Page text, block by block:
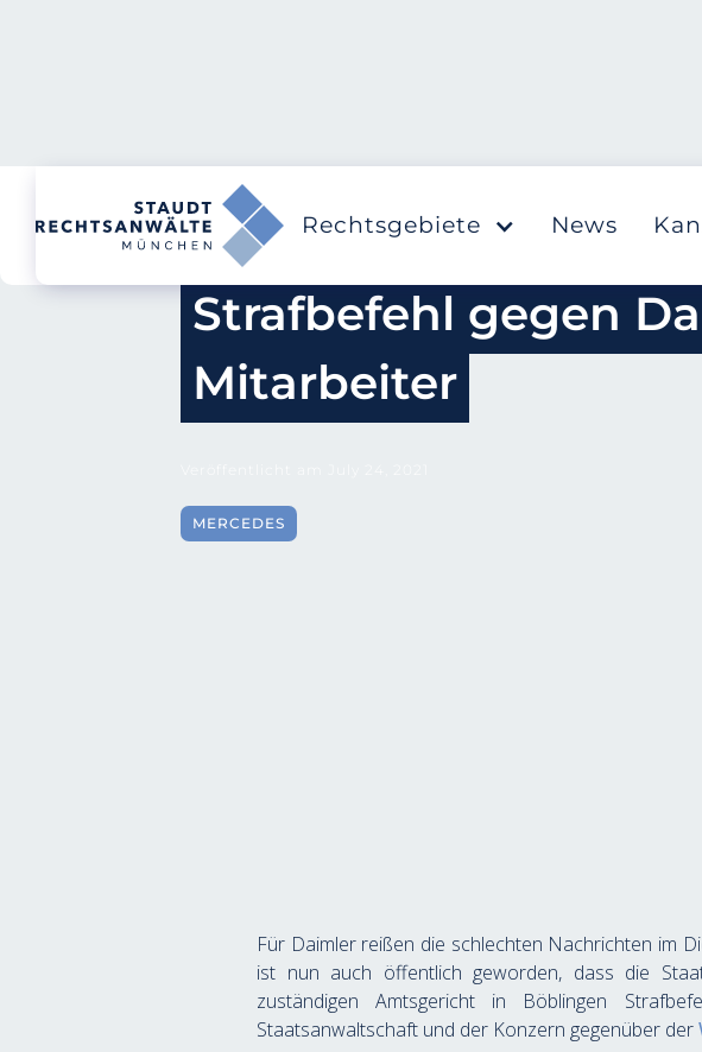
Rechtsgebiete News
Strafbefehl gegen
Mitarbeiter
MERCEDES
Für Daimler reißen die schlechten Nachrichten im
ist nun auch öffentlich geworden, dass die
zuständigen Amtsgericht in Böblingen
Staatsanwaltschaft und der Konzern gegenüber der